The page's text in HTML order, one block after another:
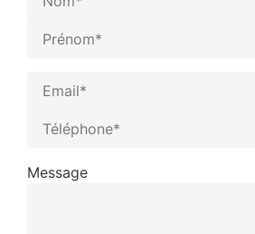
Message